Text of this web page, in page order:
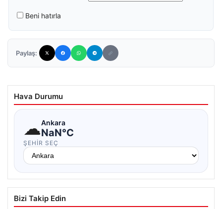
Beni hatırla
Paylaş:
Hava Durumu
☁Ankara
NaN°C
ŞEHIR SEÇ
Bizi Takip Edin